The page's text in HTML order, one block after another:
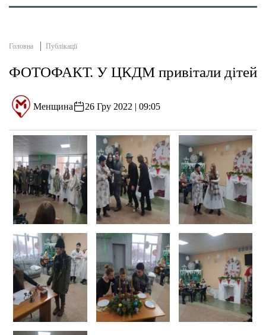
Головна Публікації
ФОТОФАКТ. У ЦКДМ привітали дітей
Менщина 26 Гру 2022 | 09:05